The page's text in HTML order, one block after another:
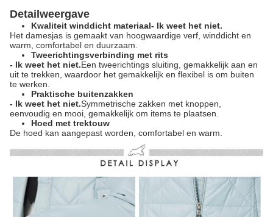
Detailweergave
Kwaliteit winddicht materiaal- Ik weet het niet.
Het damesjas is gemaakt van hoogwaardige verf, winddicht en
warm, comfortabel en duurzaam.
Tweerichtingsverbinding met rits
- Ik weet het niet.Een tweerichtings sluiting, gemakkelijk aan en
uit te trekken, waardoor het gemakkelijk en flexibel is om buiten
te werken.
Praktische buitenzakken
- Ik weet het niet.Symmetrische zakken met knoppen,
eenvoudig en mooi, gemakkelijk om items te plaatsen.
Hoed met trektouw
De hoed kan aangepast worden, comfortabel en warm.